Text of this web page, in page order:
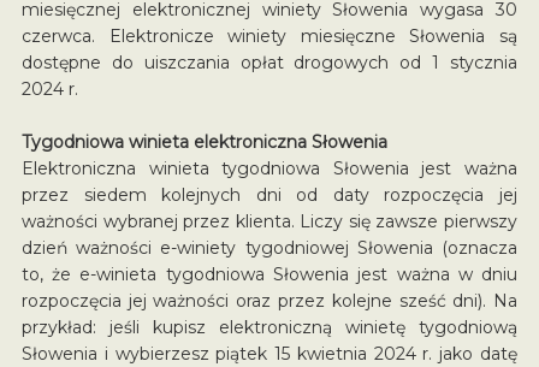
miesięcznej elektronicznej winiety Słowenia wygasa 30
czerwca. Elektronicze winiety miesięczne Słowenia są
dostępne do uiszczania opłat drogowych od 1 stycznia
2024 r.
Tygodniowa winieta elektroniczna Słowenia
Elektroniczna winieta tygodniowa Słowenia jest ważna
przez siedem kolejnych dni od daty rozpoczęcia jej
ważności wybranej przez klienta. Liczy się zawsze pierwszy
dzień ważności e-winiety tygodniowej Słowenia (oznacza
to, że e-winieta tygodniowa Słowenia jest ważna w dniu
rozpoczęcia jej ważności oraz przez kolejne sześć dni). Na
przykład: jeśli kupisz elektroniczną winietę tygodniową
Słowenia i wybierzesz piątek 15 kwietnia 2024 r. jako datę